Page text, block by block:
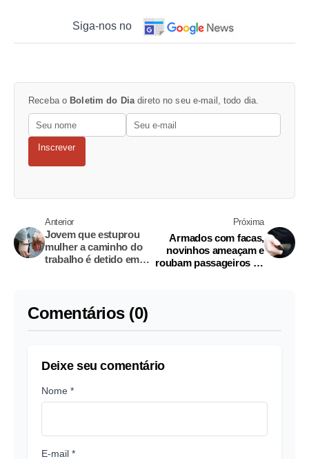
Siga-nos no
Receba o Boletim do Dia direto no seu e-mail, todo dia.
Inscrever
Anterior
Jovem que estuprou
mulher a caminho do
trabalho é detido em
Próxima
Armados com facas,
novinhos ameaçam e
roubam passageiros de
Comentários (0)
Deixe seu comentário
Nome *
E-mail *